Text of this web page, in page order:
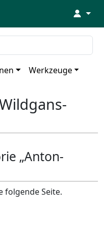
↓
Werkzeuge
„Anton-
folgende Seite.